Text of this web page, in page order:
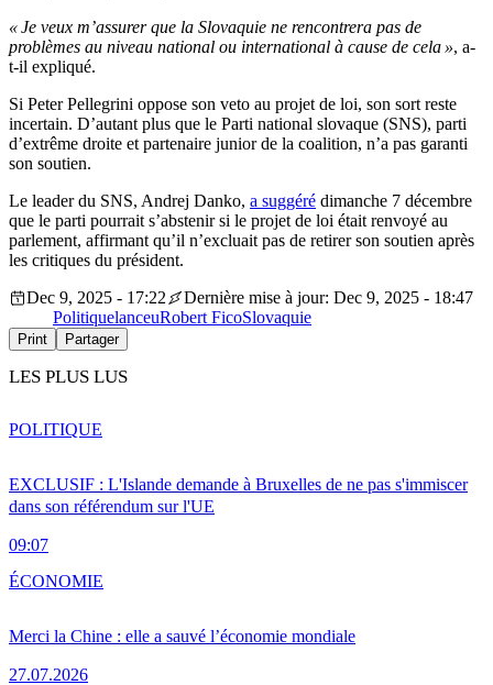
« Je veux m’assurer que la Slovaquie ne rencontrera pas de
problèmes au niveau national ou international à cause de cela », a-
t-il expliqué.
Si Peter Pellegrini oppose son veto au projet de loi, son sort reste
incertain. D’autant plus que le Parti national slovaque (SNS), parti
d’extrême droite et partenaire junior de la coalition, n’a pas garanti
son soutien.
Le leader du SNS, Andrej Danko, a suggéré dimanche 7 décembre
que le parti pourrait s’abstenir si le projet de loi était renvoyé au
parlement, affirmant qu’il n’excluait pas de retirer son soutien après
les critiques du président.
Dec 9, 2025 - 17:22
Dernière mise à jour: Dec 9, 2025 - 18:47
PolitiquelanceuRobert FicoSlovaquie
Print Partager
LES PLUS LUS
EXCLUSIF : L'Islande demande à Bruxelles de ne pas s'immiscer
dans son référendum sur l'UE
09:07
POLITIQUE
Merci la Chine : elle a sauvé l’économie mondiale
27.07.2026
ÉCONOMIE